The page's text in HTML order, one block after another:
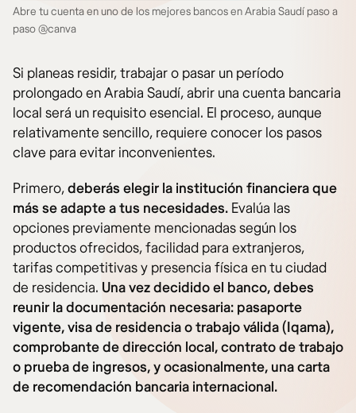
Abre tu cuenta en uno de los mejores bancos en Arabia Saudí paso a
paso @canva
Si planeas residir, trabajar o pasar un período
prolongado en Arabia Saudí, abrir una cuenta bancaria
local será un requisito esencial. El proceso, aunque
relativamente sencillo, requiere conocer los pasos
clave para evitar inconvenientes.
Primero,deberás elegir la institución financiera que
más se adapte a tus necesidades. Evalúa las
opciones previamente mencionadas según los
productos ofrecidos, facilidad para extranjeros,
tarifas competitivas y presencia física en tu ciudad
de residencia. Una vez decidido el banco, debes
reunir la documentación necesaria: pasaporte
vigente, visa de residencia o trabajo válida (Iqama),
comprobante de dirección local, contrato de trabajo
o prueba de ingresos, y ocasionalmente, una carta
de recomendación bancaria internacional.